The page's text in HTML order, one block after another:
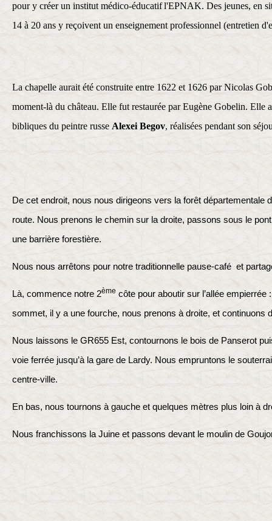
pour y créer un institut médico-éducatifl'EPNAK. Des jeunes, en
14 à 20 ans y reçoivent un enseignement professionnel (entretien
La chapelle aurait été construite entre 1622 et 1626 par Nicolas
moment-là du château. Elle fut restaurée par Eugène Gobelin. Elle
bibliques du peintre russe Alexei Begov, réalisées pendant son
De cet endroit, nous nous dirigeons vers la forêt départementale
route. Nous prenons le chemin sur la droite, passons sous le
une barrière forestière.
Nous nous arrêtons pour notre traditionnelle pause-café et
Là, commence notre 2ème côte pour aboutir sur l’allée empierrée
sommet, il y a une fourche, nous prenons à droite, et continuons
Nous laissons le GR655 Est, contournons le bois de Panserot
voie ferrée jusqu’à la gare de Lardy. Nous empruntons le
centre-ville.
En bas, nous tournons à gauche et quelques mètres plus loin à
Nous franchissons la Juine et passons devant le moulin de